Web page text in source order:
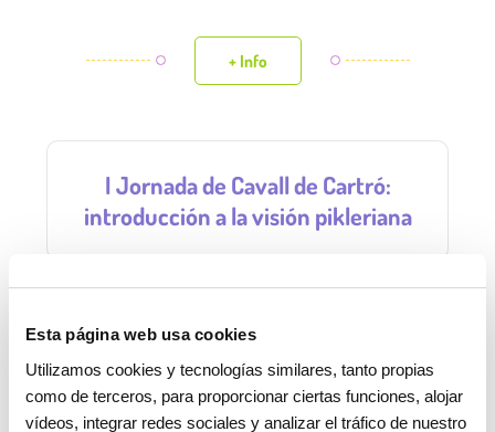
Esta página web usa cookies
Utilizamos cookies y tecnologías similares, tanto propias
como de terceros, para proporcionar ciertas funciones, alojar
vídeos, integrar redes sociales y analizar el tráfico de nuestro
+ Info
I Jornada de Cavall de Cartró:
introducción a la visión pikleriana
iniciación a la visión Pikleriana, dirigida a los
equipos educativos de nuestras escuelas infantiles.